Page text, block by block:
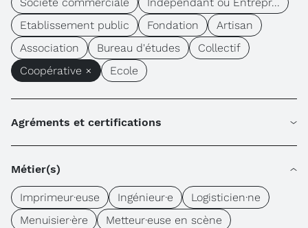
Etablissement public
Fondation
Artisan
Association
Bureau d'études
Collectif
Coopérative ×
Ecole
Agréments et certifications
Métier(s)
Imprimeur·euse Ingénieur·e
Logisticien·ne
Menuisier·ère
Metteur·euse en scène